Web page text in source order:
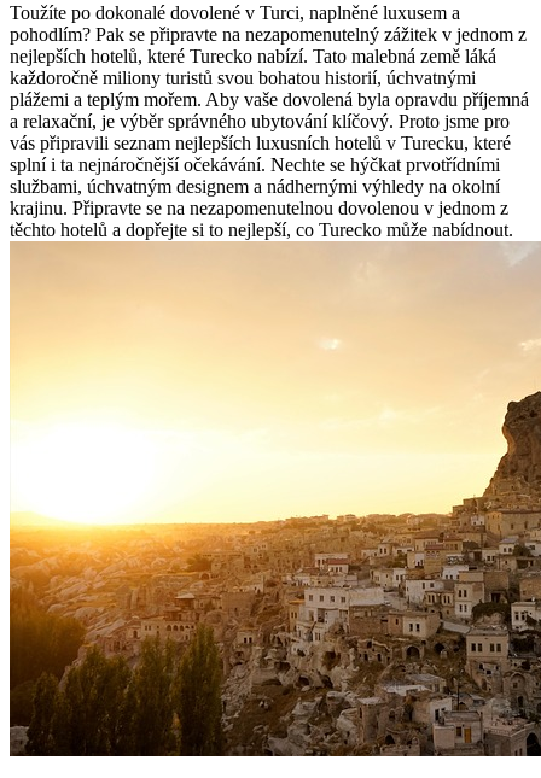
Toužíte po dokonalé dovolené v Turci, naplněné luxusem a
pohodlím? Pak se připravte na nezapomenutelný zážitek v jednom z
nejlepších hotelů, které Turecko nabízí. Tato malebná země láká
každoročně miliony turistů svou bohatou historií, úchvatnými
plážemi a teplým mořem. Aby vaše dovolená byla opravdu příjemná
a relaxační, je výběr správného ubytování klíčový. Proto jsme pro
vás připravili seznam nejlepších luxusních hotelů v Turecku, které
splní i ta nejnáročnější očekávání. Nechte se hýčkat prvotřídními
službami, úchvatným designem a nádhernými výhledy na okolní
krajinu. Připravte se na nezapomenutelnou dovolenou v jednom z
těchto hotelů a dopřejte si to nejlepší, co Turecko může nabídnout.